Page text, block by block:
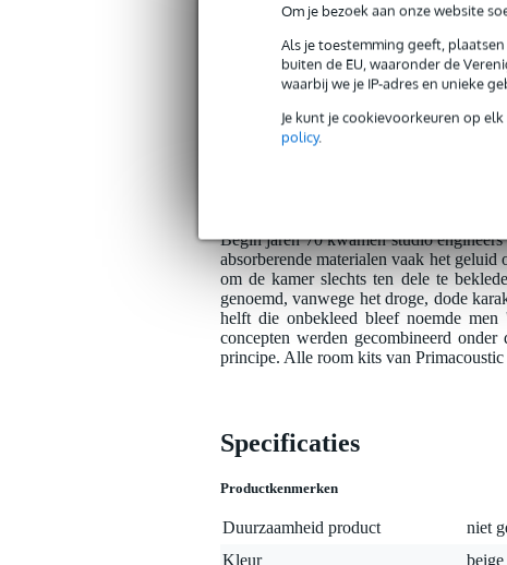
Om je bezoek aan onze website
Als je toestemming geeft,
buiten de EU, waaronder de
waarbij we je IP-adres en unieke
Je kunt je cookievoorkeuren op
policy.
London 10 kit Beige: functioneel
De Primacoustic London 10 room kit
glasvezelmateriaal. Deze zijn
tegengehouden en gereduceerd.
goedkopere foam-alternatieven
gegarandeerd die over het gehele
Begin jaren 70 kwamen studio
absorberende materialen vaak het
om de kamer slechts ten dele te
genoemd, vanwege het droge, dode
helft die onbekleed bleef noemde
concepten werden gecombineerd
principe. Alle room kits van
Specificaties
Productkenmerken
Duurzaamheid product
niet
Kleur
beige